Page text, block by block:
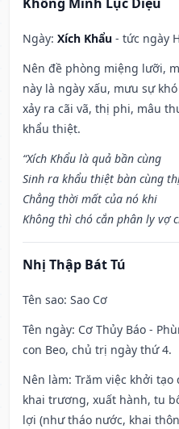
Ngày: Xích Khẩu - tức ngày
Nên đề phòng miệng lưỡi,
này là ngày xấu, mưu sự
xảy ra cãi vã, thị phi, mâu
khẩu thiệt.
“Xích Khẩu là quả bần cùng
Sinh ra khẩu thiệt bàn cùng
Chẳng thời mất của nó khi
Không thì chó cắn phân ly vợ
Nhị Thập Bát Tú
Tên sao: Sao Cơ
Tên ngày: Cơ Thủy Báo -
con Beo, chủ trị ngày thứ 4.
Nên làm: Trăm việc khởi
khai trương, xuất hành, tu
lợi (như tháo nước, khai